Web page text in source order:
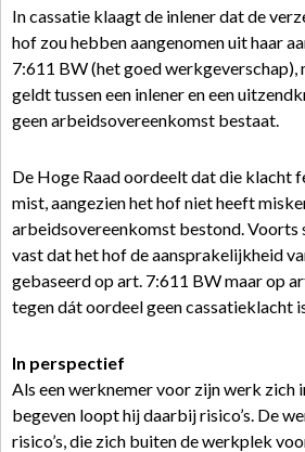
In cassatie klaagt de inlener dat de
hof zou hebben aangenomen uit haar
7:611 BW (het goed werkgeverschap),
geldt tussen een inlener en een
geen arbeidsovereenkomst bestaat.
De Hoge Raad oordeelt dat die klacht
mist, aangezien het hof niet heeft
arbeidsovereenkomst bestond. Voorts
vast dat het hof de aansprakelijkheid
gebaseerd op art. 7:611 BW maar op
tegen dát oordeel geen cassatieklacht
In perspectief
Als een werknemer voor zijn werk zich
begeven loopt hij daarbij risico’s. De
risico’s, die zich buiten de werkplek